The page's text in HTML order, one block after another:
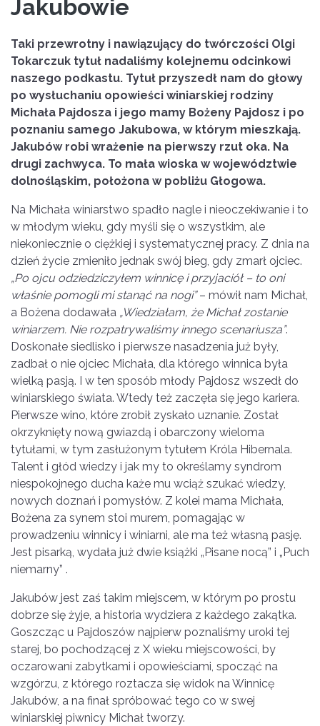
Jakubowie
Taki przewrotny i nawiązujący do twórczości Olgi
Tokarczuk tytuł nadaliśmy kolejnemu odcinkowi
naszego podkastu. Tytuł przyszedł nam do głowy
po wysłuchaniu opowieści winiarskiej rodziny
Michała Pajdosza i jego mamy Bożeny Pajdosz i po
poznaniu samego Jakubowa, w którym mieszkają.
Jakubów robi wrażenie na pierwszy rzut oka. Na
drugi zachwyca. To mała wioska w województwie
dolnośląskim, położona w pobliżu Głogowa.
Na Michała winiarstwo spadło nagle i nieoczekiwanie i to
w młodym wieku, gdy myśli się o wszystkim, ale
niekoniecznie o ciężkiej i systematycznej pracy. Z dnia na
dzień życie zmieniło jednak swój bieg, gdy zmarł ojciec.
„Po ojcu odziedziczyłem winnicę i przyjaciół – to oni
właśnie pomogli mi stanąć na nogi”– mówił nam Michał,
a Bożena dodawała „Wiedziałam, że Michał zostanie
winiarzem. Nie rozpatrywaliśmy innego scenariusza”.
Doskonałe siedlisko i pierwsze nasadzenia już były,
zadbał o nie ojciec Michała, dla którego winnica była
wielką pasją. I w ten sposób młody Pajdosz wszedł do
winiarskiego świata. Wtedy też zaczęła się jego kariera.
Pierwsze wino, które zrobił zyskało uznanie. Został
okrzyknięty nową gwiazdą i obarczony wieloma
tytułami, w tym zasłużonym tytułem Króla Hibernala.
Talent i głód wiedzy i jak my to określamy syndrom
niespokojnego ducha każe mu wciąż szukać wiedzy,
nowych doznań i pomysłów. Z kolei mama Michała,
Bożena za synem stoi murem, pomagając w
prowadzeniu winnicy i winiarni, ale ma też własną pasję.
Jest pisarką, wydała już dwie książki „Pisane nocą” i „Puch
niemarny” .
Jakubów jest zaś takim miejscem, w którym po prostu
dobrze się żyje, a historia wydziera z każdego zakątka.
Goszcząc u Pajdoszów najpierw poznaliśmy uroki tej
starej, bo pochodzącej z X wieku miejscowości, by
oczarowani zabytkami i opowieściami, spocząć na
wzgórzu, z którego roztacza się widok na Winnicę
Jakubów, a na finał spróbować tego co w swej
winiarskiej piwnicy Michał tworzy.